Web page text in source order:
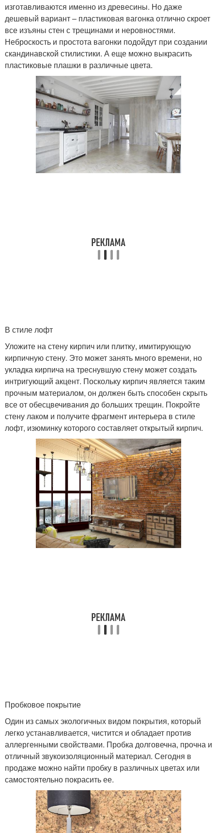
изготавливаются именно из древесины. Но даже
дешевый вариант – пластиковая вагонка отлично скроет
все изъяны стен с трещинами и неровностями.
Неброскость и простота вагонки подойдут при создании
скандинавской стилистики. А еще можно выкрасить
пластиковые плашки в различные цвета.
В стиле лофт
Уложите на стену кирпич или плитку, имитирующую
кирпичную стену. Это может занять много времени, но
укладка кирпича на треснувшую стену может создать
интригующий акцент. Поскольку кирпич является таким
прочным материалом, он должен быть способен скрыть
все от обесцвечивания до больших трещин. Покройте
стену лаком и получите фрагмент интерьера в стиле
лофт, изюминку которого составляет открытый кирпич.
Пробковое покрытие
Один из самых экологичных видом покрытия, который
легко устанавливается, чистится и обладает против
аллергенными свойствами. Пробка долговечна, прочна и
отличный звукоизоляционный материал. Сегодня в
продаже можно найти пробку в различных цветах или
самостоятельно покрасить ее.